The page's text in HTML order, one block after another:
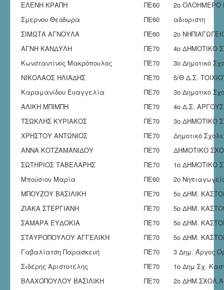
ΕΛΕΝΗ ΚΡΑΠΗ ΠΕ60
2ο ΟΛΟΗΜΕΡΟ
Σμερνου Θεοδωρα
ΠΕ60
αδιοριστη
ΣΙΜΩΤΑ ΑΓΝΟΥΛΑ
ΠΕ60
2ο
ΑΓΝΗ ΚΑΝΔΥΛΗ
ΠΕ70
4ο ΔΗΜΟΤΙΚΟ
Κωνσταντίνος Μακρόπουλος
ΠΕ70
3ο Δημοτικό
ΝΙΚΟΛΑΟΣ ΗΛΙΑΔΗΣ
ΠΕ70
5/Θ Δ.Σ.
Καραμανίδου Ευαγγελία
ΠΕ70
3ο Δημοτικό
ΑΛΙΚΗ ΜΠΙΜΠΗ
ΠΕ70
4ο Δ.Σ.
ΤΣΩΚΛΗΣ ΚΥΡΙΑΚΟΣ
ΠΕ70
3ο ΔΗΜΟΤΙΚΟ
ΧΡΗΣΤΟΥ ΑΝΤΩΝΙΟΣ
ΠΕ70
Δημοτικό
ΑΝΝΑ ΚΟΤΖΑΜΑΝΙΔΟΥ
ΠΕ70
ΔΗΜΟΤΙΚΟ
ΣΩΤΗΡΙΟΣ ΤΑΒΕΛΑΡΗΣ
ΠΕ70
1ο ΔΗΜΟΤΙΚΟ
Μπούσιου Μαρία
ΠΕ60
2ο
ΜΠΟΥΖΟΥ ΒΑΣΙΛΙΚΗ
ΠΕ70
5ο ΔΗΜ.
ΖΙΑΚΑ ΣΤΕΡΓΙΑΝΗ
ΠΕ70
5ο ΔΗΜ.
ΣΑΜΑΡΑ ΕΥΔΟΚΙΑ
ΠΕ70
5ο ΔΗΜ.
ΣΤΑΥΡΟΠΟΥΛΟΥ ΑΓΓΕΛΙΚΗ
ΠΕ70
5ο ΔΗΜ.
Γαβαλίατση Παρασκευή
ΠΕ70
3 Δημ. Άργος
Σιδέρης Αριστοτέλης
ΠΕ70
1ο Δημ Σχ.
ΒΛΑΧΟΠΟΥΛΟΥ ΒΑΣΙΛΙΚΗ
ΠΕ70
2ο